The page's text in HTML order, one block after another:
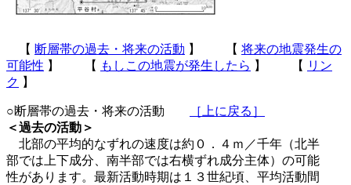
【 断層帯の過去・将来の活動 】 【 将来の地震発生の
可能性 】 【 もしこの地震が発生したら 】 【 リン
ク 】
○断層帯の過去・将来の活動
［上に戻る］
＜過去の活動＞
北部の平均的なずれの速度は約０．４ｍ／千年（北半
部では上下成分、南半部では右横ずれ成分主体）の可能
性があります。最新活動時期は１３世紀頃、平均活動間